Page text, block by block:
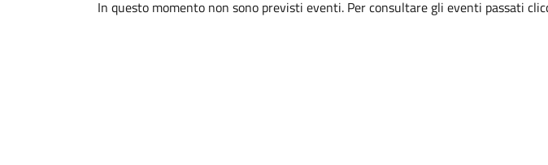
In questo momento non sono previsti eventi. Per consultare gli eventi passati